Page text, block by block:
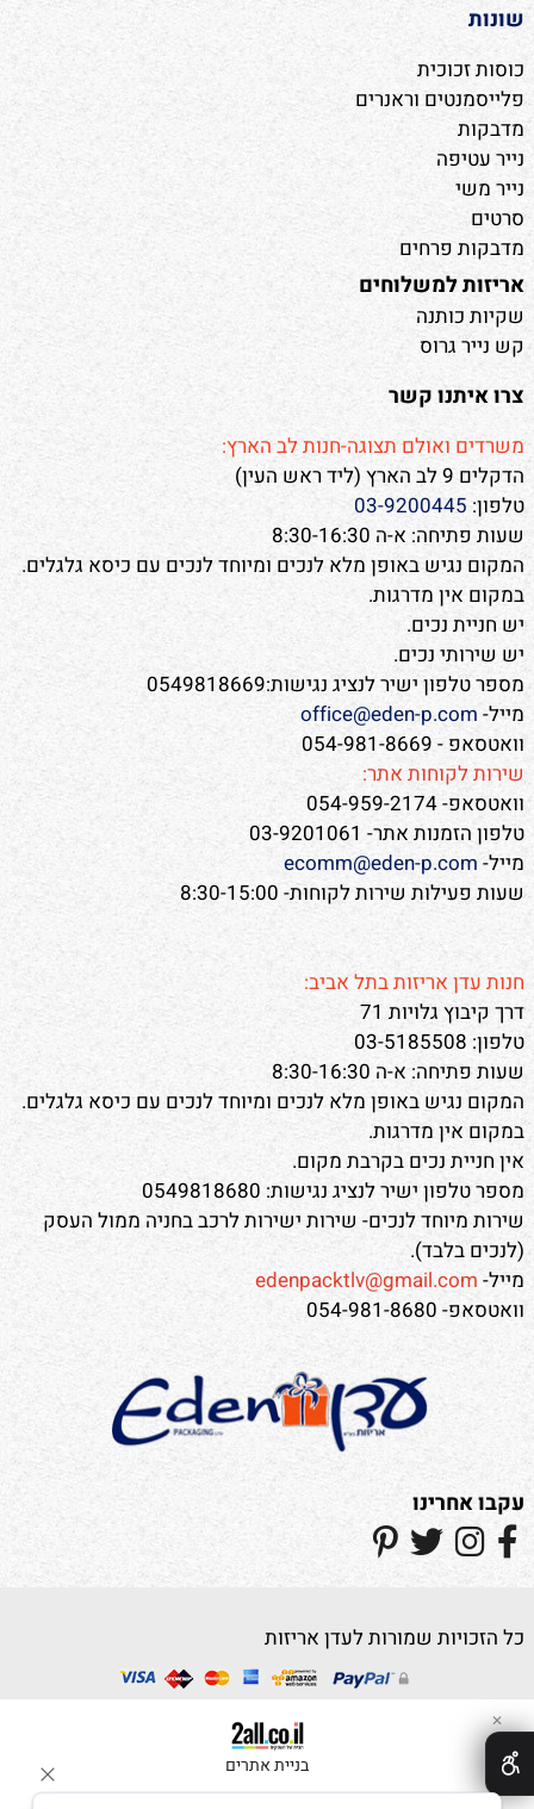
שונות
כוסות זכוכית
פלייסמנטים וראנרים
מדבקות
נייר עטיפה
נייר משי
סרטים
מדבקות פרחים
אריזות למשלוחים
שקיות כותנה
קש נייר גרוס
צרו איתנו קשר
משרדים ואולם תצוגה-חנות לב הארץ:
הדקלים 9 לב הארץ (ליד ראש העין)
טלפון: 03-9200445
שעות פתיחה: א-ה 8:30-16:30
המקום נגיש באופן מלא לנכים ומיוחד לנכים עם כיסא גלגלים.
במקום אין מדרגות.
יש חניית נכים.
יש שירותי נכים.
מספר טלפון ישיר לנציג נגישות:0549818669
מייל- office@eden-p.com
וואטסאפ - 054-981-8669
שירות לקוחות אתר:
וואטסאפ- 054-959-2174
טלפון הזמנות אתר- 03-9201061
מייל- ecomm@eden-p.com
שעות פעילות שירות לקוחות- 8:30-15:00
חנות עדן אריזות בתל אביב:
דרך קיבוץ גלויות 71
טלפון: 03-5185508
שעות פתיחה: א-ה 8:30-16:30
המקום נגיש באופן מלא לנכים ומיוחד לנכים עם כיסא גלגלים.
במקום אין מדרגות.
אין חניית נכים בקרבת מקום.
מספר טלפון ישיר לנציג נגישות: 0549818680
שירות מיוחד לנכים- שירות ישירות לרכב בחניה ממול העסק
(לנכים בלבד).
מייל- edenpacktlv@gmail.com
וואטסאפ- 054-981-8680
עקבו אחרינו
כל הזכויות שמורות לעדן אריזות
בניית אתרים
✕